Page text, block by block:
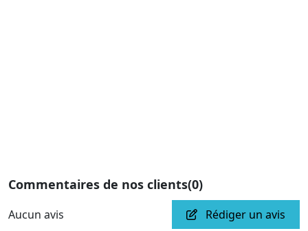
Commentaires de nos clients(0)
Aucun avis Rédiger un avis